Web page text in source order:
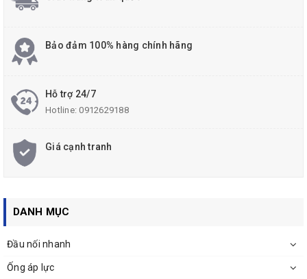
Độ cứng thân [HRC] | 42 50
Độ cứng cạnh [HRC] | 54 62
Bảo đảm 100% hàng chính hãng
Hỗ trợ 24/7
Hotline:0912629188
Giá cạnh tranh
DANH MỤC
Đầu nối nhanh
Ống áp lực